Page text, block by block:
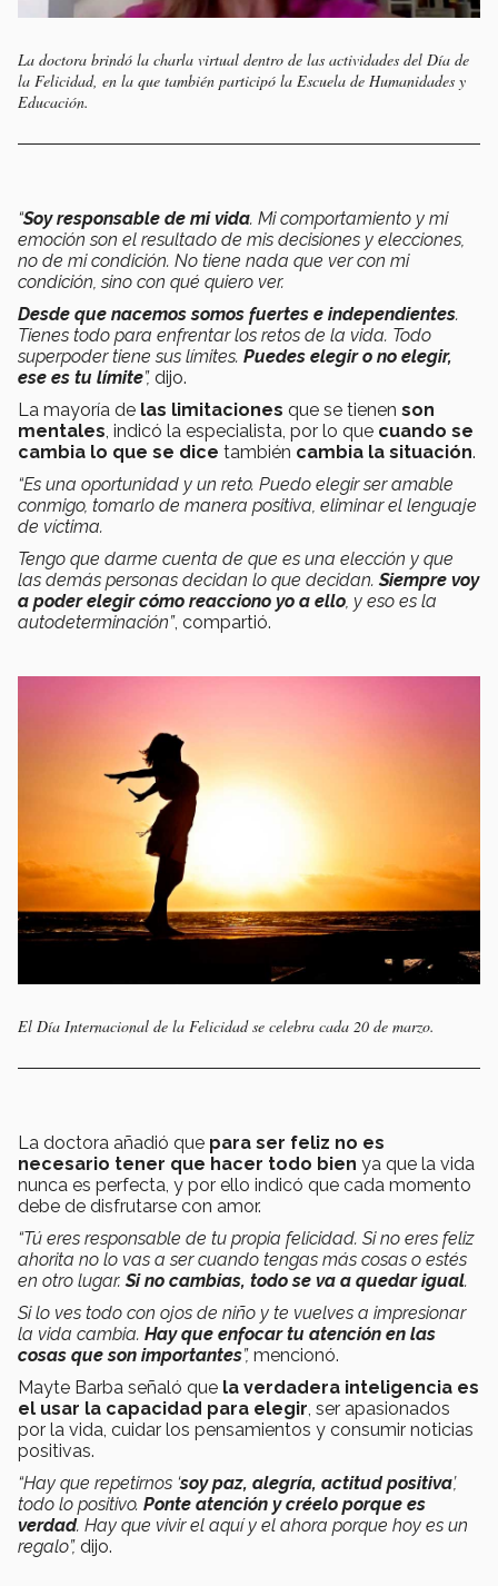
La doctora brindó la charla virtual dentro de las actividades del Día de
la Felicidad, en la que también participó la Escuela de Humanidades y
Educación.
“Soy responsable de mi vida. Mi comportamiento y mi
emoción son el resultado de mis decisiones y elecciones,
no de mi condición. No tiene nada que ver con mi
condición, sino con qué quiero ver.
Desde que nacemos somos fuertes e independientes.
Tienes todo para enfrentar los retos de la vida. Todo
superpoder tiene sus límites. Puedes elegir o no elegir,
ese es tu límite”, dijo.
La mayoría de las limitaciones que se tienen son
mentales, indicó la especialista, por lo que cuando se
cambia lo que se dice también cambia la situación.
“Es una oportunidad y un reto. Puedo elegir ser amable
conmigo, tomarlo de manera positiva, eliminar el lenguaje
de víctima.
Tengo que darme cuenta de que es una elección y que
las demás personas decidan lo que decidan.Siempre voy
a poder elegir cómo reacciono yo a ello, y eso es la
autodeterminación”, compartió.
El Día Internacional de la Felicidad se celebra cada 20 de marzo.
La doctora añadió que para ser feliz no es
necesario tener que hacer todo bien ya que la vida
nunca es perfecta, y por ello indicó que cada momento
debe de disfrutarse con amor.
“Tú eres responsable de tu propia felicidad. Si no eres feliz
ahorita no lo vas a ser cuando tengas más cosas o estés
en otro lugar.Si no cambias, todo se va a quedar igual.
Si lo ves todo con ojos de niño y te vuelves a impresionar
la vida cambia. Hay que enfocar tu atención en las
cosas que son importantes”, mencionó.
Mayte Barba señaló que la verdadera inteligencia es
el usar la capacidad para elegir, ser apasionados
por la vida, cuidar los pensamientos y consumir noticias
positivas.
“Hay que repetirnos ‘soy paz, alegría, actitud positiva’,
todo lo positivo. Ponte atención y créelo porque es
verdad. Hay que vivir el aquí y el ahora porque hoy es un
regalo”, dijo.